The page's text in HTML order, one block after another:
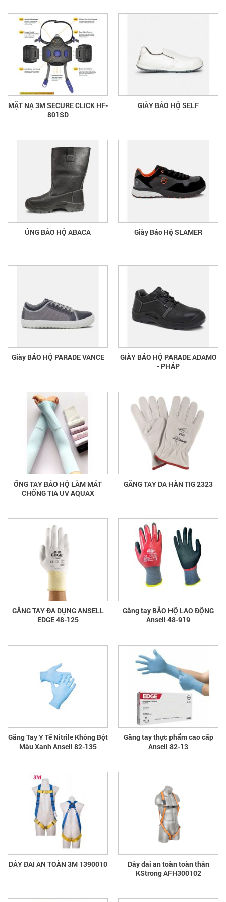
MẶT NẠ 3M SECURE CLICK HF-
801SD
GIÀY BẢO HỘ SELF
ỦNG BẢO HỘ ABACA Giày Bảo Hộ SLAMER
Giày BẢO HỘ PARADE VANCE
GIÀY BẢO HỘ PARADE ADAMO
- PHÁP
ỐNG TAY BẢO HỘ LÀM MÁT
CHỐNG TIA UV AQUAX
GĂNG TAY DA HÀN TIG 2323
GĂNG TAY ĐA DỤNG ANSELL
EDGE 48-125
Găng tay BẢO HỘ LAO ĐỘNG
Ansell 48-919
Găng Tay Y Tế Nitrile Không Bột
Màu Xanh Ansell 82-135
Găng tay thực phẩm cao cấp
Ansell 82-13
DÂY ĐAI AN TOÀN 3M 1390010
Dây đai an toàn toàn thân
KStrong AFH300102